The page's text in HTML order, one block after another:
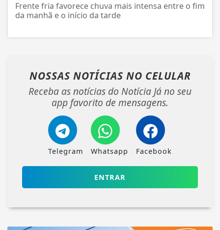
Frente fria favorece chuva mais intensa entre o fim
da manhã e o início da tarde
NOSSAS NOTÍCIAS NO CELULAR
Receba as notícias do Notícia Já no seu
app favorito de mensagens.
Telegram Whatsapp Facebook
ENTRAR